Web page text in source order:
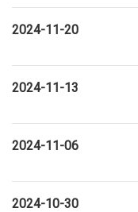
2024-11-20
2024-11-13
2024-11-06
2024-10-30